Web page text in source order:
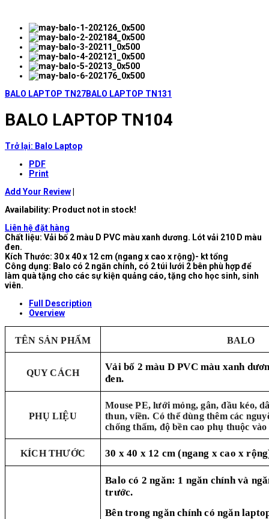
BALO LAPTOP TN27BALO LAPTOP TN131
BALO LAPTOP TN104
Trở lại: Balo Laptop
PDF
Print
Add Your Review|
Availability: Product not in stock!
Liên hệ đặt hàng
Chất liệu: Vải bố 2 màu D PVC màu xanh dương. Lót vải 210 D màu
đen.
Kích Thước: 30 x 40 x 12 cm (ngang x cao x rộng)- kt tổng
Công dụng: Balo có 2 ngăn chính, có 2 túi lưới 2 bên phù hợp để
làm quà tặng cho các sự kiện quảng cáo, tặng cho học sinh, sinh
viên.
Full Description
Overview
TÊN SẢN PHẨM BALO
QUY CÁCH
Vải bố 2 màu D PVC màu xanh
đen.
PHỤ LIỆU
Mouse PE, lưới mỏng, gân, đầu kéo,
thun, viền. Có thể dùng thêm các
chống thấm, độ bền cao phụ thuộc
KÍCH THƯỚC 30 x 40 x 12 cm (ngang x cao x
Balo có 2 ngăn: 1 ngăn chính và
trước.
Bên trong ngăn chính có ngăn